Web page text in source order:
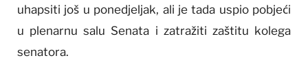
uhapsiti još u ponedjeljak, ali je tada uspio pobjeći
u plenarnu salu Senata i zatražiti zaštitu kolega
senatora.